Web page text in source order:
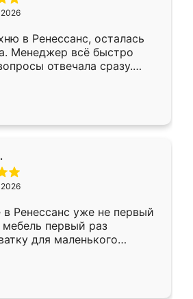
в Ренессанс, осталась
Менеджер всё быстро
отвечала сразу.
в субботу, подошёл к
Собрали
работали аккуратно, даже
Ренессанс уже не первый
первый раз
для маленького
рождении ,во второй раз
По качеству очень
достаточно быстрая,